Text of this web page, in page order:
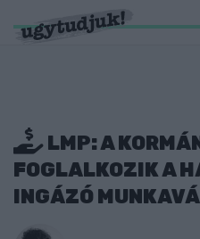
LMP: A
FOGLALKOZIK A
INGÁZÓ